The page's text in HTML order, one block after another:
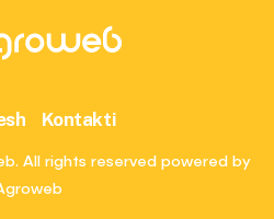
Kontakti
All rights reserved powered by